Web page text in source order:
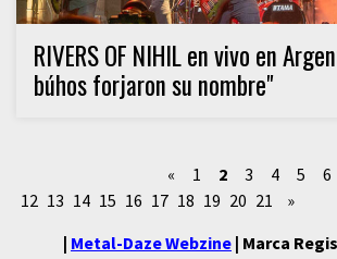
RIVERS OF NIHIL en vivo en
búhos forjaron su nombre"
« 1 2 3 4 5 6
12 13 14 15 16 17 18 19 20 21
»
| Metal-Daze Webzine | Marca